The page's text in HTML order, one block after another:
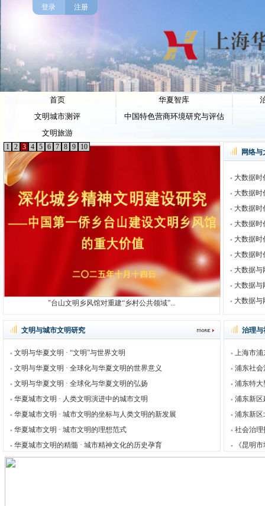
登录 注册
首页 华夏智库
文明城市测评
中国特色营商环境研究与评估
文明旅游
1 2 3 4 5 6 7 8 9 10
"台山文明乡风馆对重建“乡村公共领域”...
网络与
大数据时
大数据时
大数据时
大数据时
大数据时
大数据时
大数据与
大数据与
大数据与
文明与城市文明研究
文明与华夏文明 · “文明”与世界文明
文明与华夏文明 · 全球化与华夏文明的世界意义
文明与华夏文明 · 全球化与华夏文明的弘扬
华夏城市文明 · 人类文明演进中的城市文明
华夏城市文明 · 城市文明的坐标与人类文明的新发展
华夏城市文明 · 城市文明的理想范式
华夏城市文明的精髓 · 城市精神文化的历史孕育
治理与
上海市浦
浦东社会
浦东特大
浦东新区
浦东新区
社会治理
《昆明